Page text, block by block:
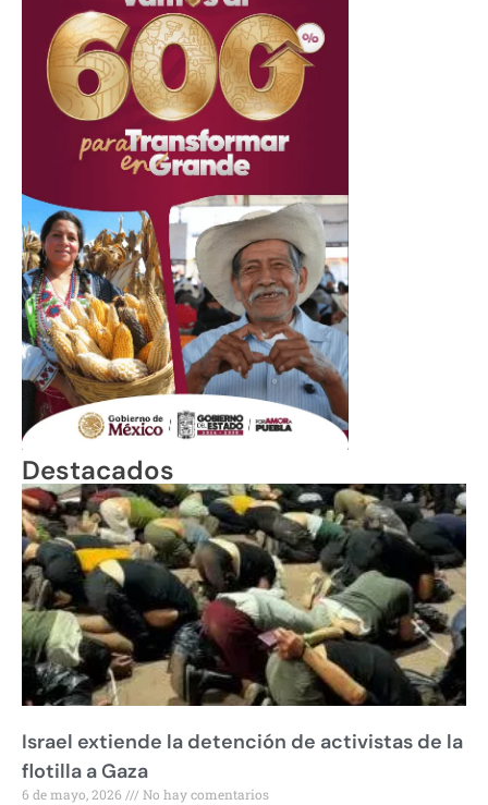
Destacados
Israel extiende la detención de activistas de la
flotilla a Gaza
6 de mayo, 2026 No hay comentarios